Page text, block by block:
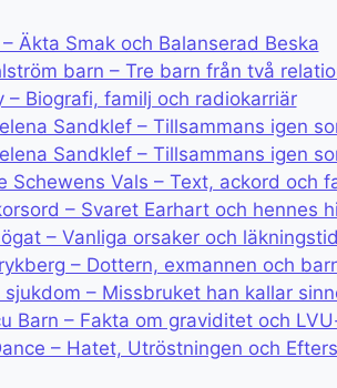
Äkta Smak och Balanserad Beska
barn – Tre barn från två
– Biografi, familj och radiokarriär
Sandklef – Tillsammans igen
Sandklef – Tillsammans igen
Schewens Vals – Text, ackord och
– Svaret Earhart och hennes
– Vanliga orsaker och läkningstid
– Dottern, exmannen och
– Missbruket han kallar
Barn – Fakta om graviditet och
– Hatet, Utröstningen och